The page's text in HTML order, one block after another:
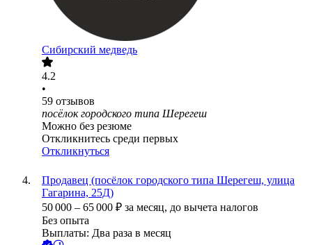
Сибирский медведь
4.2
•
59 отзывов
посёлок городского типа Шерегеш
Можно без резюме
Откликнитесь среди первых
Откликнуться
Продавец (посёлок городского типа Шерегеш, улица
Гагарина, 25Д)
50 000 – 65 000 ₽ за месяц, до вычета налогов
Без опыта
Выплаты: Два раза в месяц